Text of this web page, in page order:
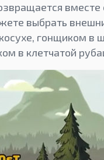
вместе
выбрать
гонщиком в
в клетчатой